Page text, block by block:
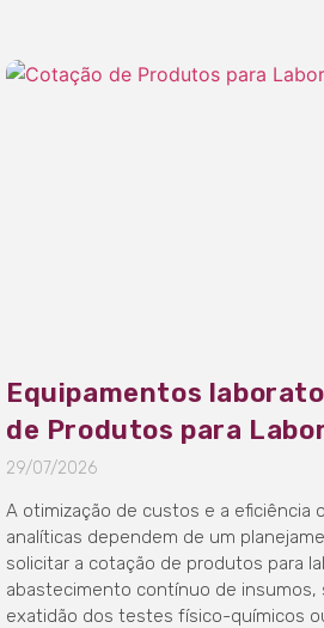
Equipamentos
de Produtos para
29/07/2026
A otimização de custos e a eficiência
analíticas dependem de um
solicitar a cotação de produtos para
abastecimento contínuo de insumos,
exatidão dos testes físico-químicos